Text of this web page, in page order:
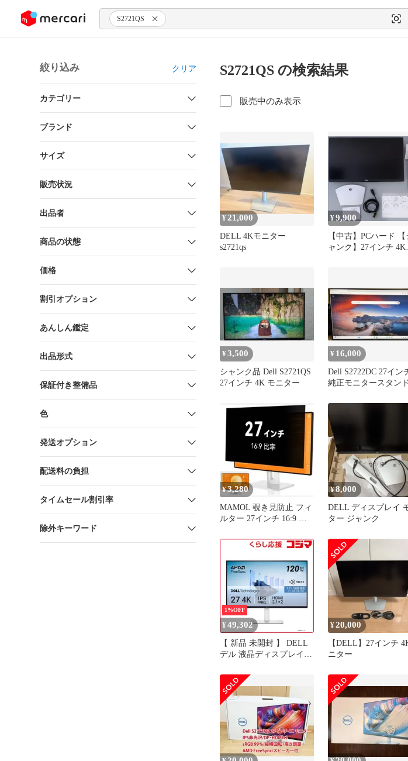
ツにスキップ S2721QS
絞り込み クリア
カテゴリー
ブランド
サイズ
販売状況
出品者
商品の状態
価格
割引オプション
あんしん鑑定
出品形式
保証付き整備品
色
発送オプション
配送料の負担
タイムセール割引率
除外キーワード
S2721QS の検索結果
販売中のみ表示
¥ 21,000
DELL 4Kモニター
s2721qs
¥9,900
【中古】PCハード 【
ャンク】27インチ 4K
¥3,500
シャンク品 Dell S2721QS
27インチ 4K モニター
¥ 16,000
Dell S2722DC 27イン
純正モニタースタンド
¥3,280
MAMOL 覗き見防止 フィ
ルター 27インチ 16:9 プ
¥8,000
DELL ディスプレイ
ター ジャンク
1%OFF
¥ 49,302
【 新品 未開封 】 DELL
デル 液晶ディスプレイ S
ズ/27/IPS/3840x2160/120/4
ms/P対 ［ 27型 /
4K(3840×2160) / ワイド
］ シルバー S2725QS-R
未使用 送料無料
¥20,000
【DELL】27インチ
ニター